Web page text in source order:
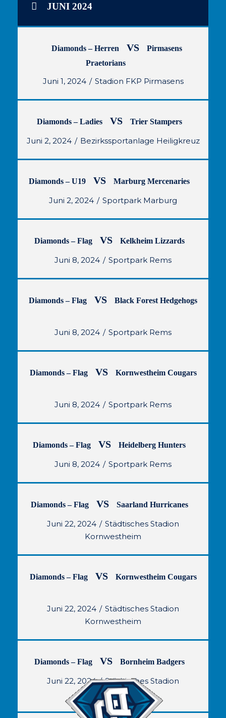
JUNI 2024
Diamonds – Herren VS
Pirmasens
Praetorians
Juni 1, 2024 Stadion FKP Pirmasens
Diamonds – Ladies VS Trier Stampers
Juni 2, 2024 Bezirkssportanlage Heiligkreuz
Diamonds – U19 VS Marburg Mercenaries
Juni 2, 2024 Sportpark Marburg
Diamonds – Flag VS Kelkheim Lizzards
Juni 8, 2024 Sportpark Rems
Diamonds – Flag VS Black Forest Hedgehogs
Juni 8, 2024 Sportpark Rems
Diamonds – Flag VS Kornwestheim Cougars
Juni 8, 2024 Sportpark Rems
Diamonds – Flag VS Heidelberg Hunters
Juni 8, 2024 Sportpark Rems
Diamonds – Flag VS Saarland Hurricanes
Juni 22, 2024
Städtisches Stadion
Kornwestheim
Diamonds – Flag VS Kornwestheim Cougars
Juni 22, 2024
Städtisches Stadion
Kornwestheim
Diamonds – Flag VS Bornheim Badgers
Juni 22, 2024
Städtisches Stadion
Kornwestheim